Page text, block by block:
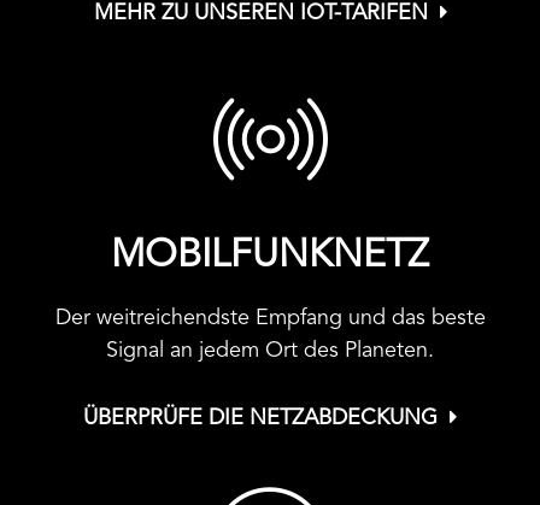
MEHR ZU UNSEREN IOT-TARIFEN
MOBILFUNKNETZ
Der weitreichendste Empfang und das beste
Signal an jedem Ort des Planeten.
ÜBERPRÜFE DIE NETZABDECKUNG